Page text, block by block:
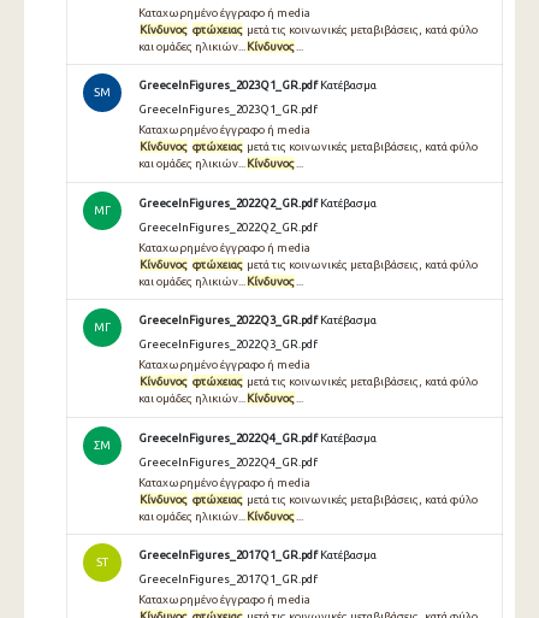
Καταχωρημένο έγγραφο ή media
Κίνδυνος φτώχειας μετά τις κοινωνικές μεταβιβάσεις, κατά φύλο
και ομάδες ηλικιών...
Κίνδυνος
SM
GreeceInFigures_2023Q1_GR.pdf Κατέβασμα
GreeceInFigures_2023Q1_GR.pdf
Καταχωρημένο έγγραφο ή media
Κίνδυνος φτώχειας μετά τις κοινωνικές μεταβιβάσεις, κατά φύλο
και ομάδες ηλικιών... Κίνδυνος...
ΜΓ
GreeceInFigures_2022Q2_GR.pdf Κατέβασμα
GreeceInFigures_2022Q2_GR.pdf
Καταχωρημένο έγγραφο ή media
Κίνδυνος φτώχειας μετά τις κοινωνικές μεταβιβάσεις, κατά φύλο
και ομάδες ηλικιών...
Κίνδυνος
ΜΓ
GreeceInFigures_2022Q3_GR.pdf Κατέβασμα
GreeceInFigures_2022Q3_GR.pdf
Καταχωρημένο έγγραφο ή media
Κίνδυνος φτώχειας μετά τις κοινωνικές μεταβιβάσεις, κατά φύλο
και ομάδες ηλικιών... Κίνδυνος...
ΣΜ
GreeceInFigures_2022Q4_GR.pdf Κατέβασμα
GreeceInFigures_2022Q4_GR.pdf
Καταχωρημένο έγγραφο ή media
Κίνδυνος φτώχειας μετά τις κοινωνικές μεταβιβάσεις, κατά φύλο
και ομάδες ηλικιών...
Κίνδυνος
ST
GreeceInFigures_2017Q1_GR.pdf Κατέβασμα
GreeceInFigures_2017Q1_GR.pdf
Καταχωρημένο έγγραφο ή media